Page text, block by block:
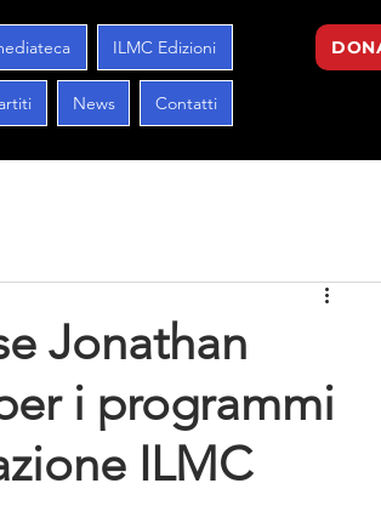
ILMC Edizioni
News Contatti
Jonathan
i programmi
ILMC